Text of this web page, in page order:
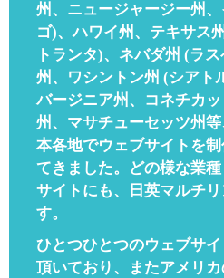
州、ニュージャージー州
ゴ)、ハワイ州、テキサス
トランタ)、ネバダ州 (ラ
州、ワシントン州 (シアト
バージニア州、コネチカ
州、マサチューセッツ州
本各地でウェブサイトを
てきました。どの様な業
サイトにも、日英マルチ
す。
ひとつひとつのウェブサ
頂いており、またアメリカ